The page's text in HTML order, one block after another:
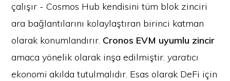
çalışır - Cosmos Hub kendisini tüm blok zinciri
ara bağlantılarını kolaylaştıran birinci katman
olarak konumlandırır. Cronos EVM uyumlu zincir
amaca yönelik olarak inşa edilmiştir.yaratıcı
ekonomi akılda tutulmalıdır. Esas olarak DeFi için